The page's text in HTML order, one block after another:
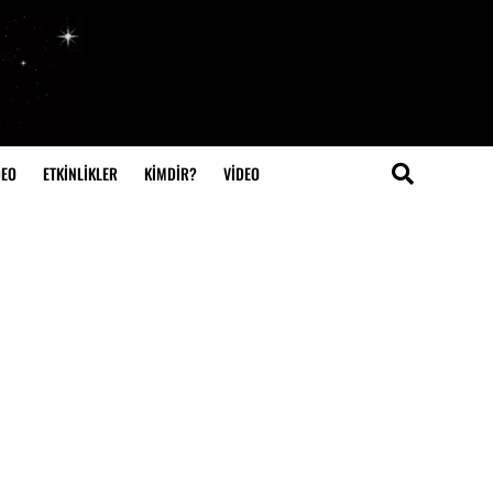
ETKİNLİKLER KİMDİR? VIDEO